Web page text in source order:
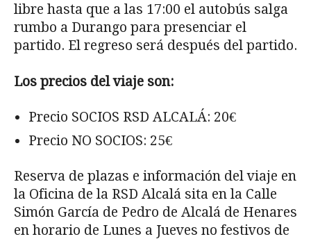
libre hasta que a las 17:00 el autobús salga
rumbo a Durango para presenciar el
partido. El regreso será después del partido.
Los precios del viaje son:
Precio SOCIOS RSD ALCALÁ: 20€
Precio NO SOCIOS: 25€
Reserva de plazas e información del viaje en
la Oficina de la RSD Alcalá sita en la Calle
Simón García de Pedro de Alcalá de Henares
en horario de Lunes a Jueves no festivos de